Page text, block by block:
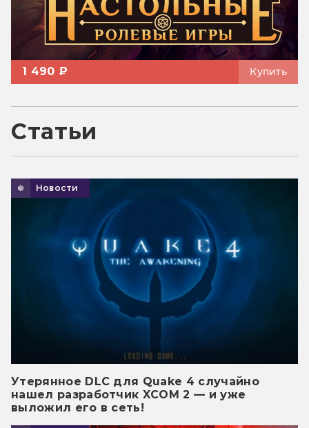
1 490 ₽ Купить
Статьи
Новости
Утерянное DLC для Quake 4 случайно
нашел разработчик XCOM 2 — и уже
выложил его в сеть!